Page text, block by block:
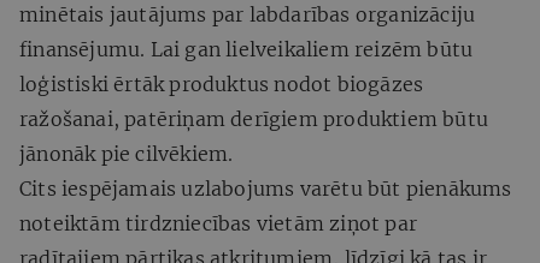
minētais jautājums par labdarības organizāciju
finansējumu. Lai gan lielveikaliem reizēm būtu
loģistiski ērtāk produktus nodot biogāzes
ražošanai, patēriņam derīgiem produktiem būtu
jānonāk pie cilvēkiem.
Cits iespējamais uzlabojums varētu būt pienākums
noteiktām tirdzniecības vietām ziņot par
radītajiem pārtikas atkritumiem, līdzīgi kā tas ir